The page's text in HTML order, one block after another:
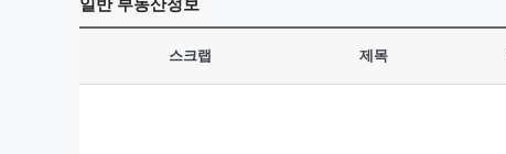
일반부동산정보
스크랩 제목